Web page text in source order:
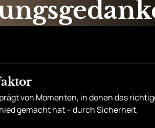
von Momenten, in denen das
gemacht hat – durch Sicherheit,